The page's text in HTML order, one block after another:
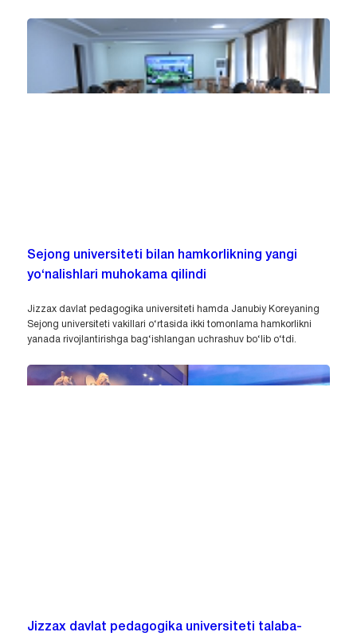
Sejong universiteti bilan hamkorlikning yangi
yo‘nalishlari muhokama qilindi
Jizzax davlat pedagogika universiteti hamda Janubiy Koreyaning
Sejong universiteti vakillari o‘rtasida ikki tomonlama hamkorlikni
yanada rivojlantirishga bag‘ishlangan uchrashuv bo‘lib o‘tdi.
Jizzax davlat pedagogika universiteti talaba-